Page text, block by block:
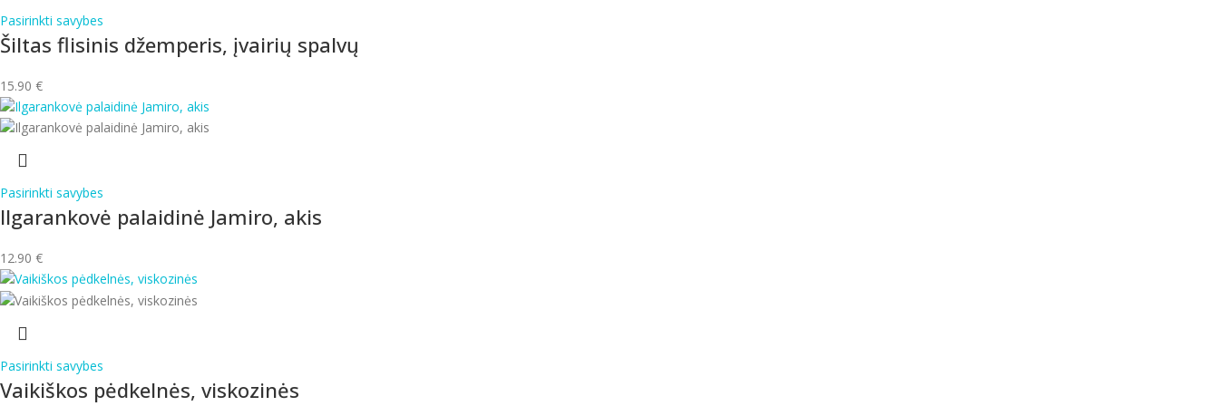
Pasirinkti savybes
Šiltas flisinis džemperis, įvairių spalvų
15.90 €
Pasirinkti savybes
Ilgarankovė palaidinė Jamiro, akis
12.90 €
Pasirinkti savybes
Vaikiškos pėdkelnės, viskozinės